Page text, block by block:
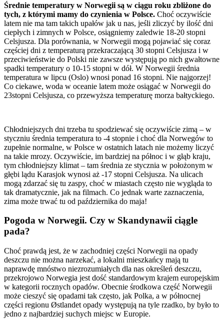
Średnie temperatury w Norwegii są w ciągu roku zbliżone do
tych, z którymi mamy do czynienia w Polsce. Choć oczywiście
latem nie ma tam takich upałów jak u nas, jeśli zliczyć by ilość dni
ciepłych i zimnych w Polsce, osiągniemy zaledwie 18-20 stopni
Celsjusza. Dla porównania, w Norwegii mogą pojawiać się coraz
częściej dni z temperaturą przekraczającą 30 stopni Celsjusza i w
przeciwieństwie do Polski nie zawsze występują po nich gwałtowne
spadki temperatury o 10-15 stopni w dół. W Norwegii średnia
temperatura w lipcu (Oslo) wnosi ponad 16 stopni. Nie najgorzej!
Co ciekawe, woda w oceanie latem może osiągać w Norwegii do
23stopni Celsjusza, co przewyższa temperaturę morza bałtyckiego.
Chłodniejszych dni trzeba tu spodziewać się oczywiście zimą – w
styczniu średnia temperatura to -4 stopnie i choć dla Norwegów to
zupełnie normalne, w Polsce w ostatnich latach nie możemy liczyć
na takie mrozy. Oczywiście, im bardziej na północ i w głąb kraju,
tym chłodniejszy klimat – tam średnia ze stycznia w położonym w
głębi lądu Karasjok wynosi aż -17 stopni Celsjusza. Na ulicach
mogą zdarzać się tu zaspy, choć w miastach często nie wygląda to
tak dramatycznie, jak na filmach. Co jednak warte zaznaczenia,
zima może trwać tu od października do maja!
Pogoda w Norwegii. Czy w Skandynawii ciągle
pada?
Choć prawdą jest, że w zachodniej części Norwegii na opady
deszczu nie można narzekać, a lokalni mieszkańcy mają tu
naprawdę mnóstwo niezrozumiałych dla nas określeń deszczu,
przekrojowo Norwegia jest dość standardowym krajem europejskim
w kategorii rocznych opadów. Obecnie środkowa część Norwegii
może cieszyć się opadami tak często, jak Polka, a w północnej
części regionu Østlandet opady występują na tyle rzadko, by było to
jedno z najbardziej suchych miejsc w Europie.